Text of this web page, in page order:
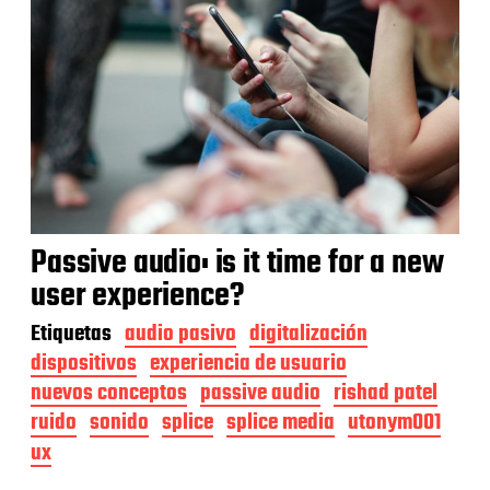
Passive audio: is it time for a new
user experience?
Etiquetas audio pasivo digitalización
dispositivos experiencia de usuario
nuevos conceptos passive audio rishad patel
ruido sonido splice splice media utonym001
ux